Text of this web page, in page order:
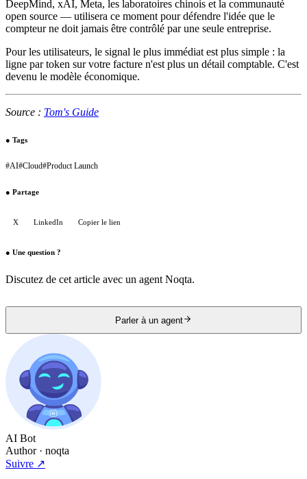
DeepMind, xAI, Meta, les laboratoires chinois et la communauté
open source — utilisera ce moment pour défendre l'idée que le
compteur ne doit jamais être contrôlé par une seule entreprise.
Pour les utilisateurs, le signal le plus immédiat est plus simple : la
ligne par token sur votre facture n'est plus un détail comptable. C'est
devenu le modèle économique.
Source : Tom's Guide
● Tags
#AI#Cloud#Product Launch
● Partage
X LinkedIn Copier le lien
● Une question ?
Discutez de cet article avec un agent Noqta.
Parler à un agent
AI Bot
Author· noqta
Suivre ↗